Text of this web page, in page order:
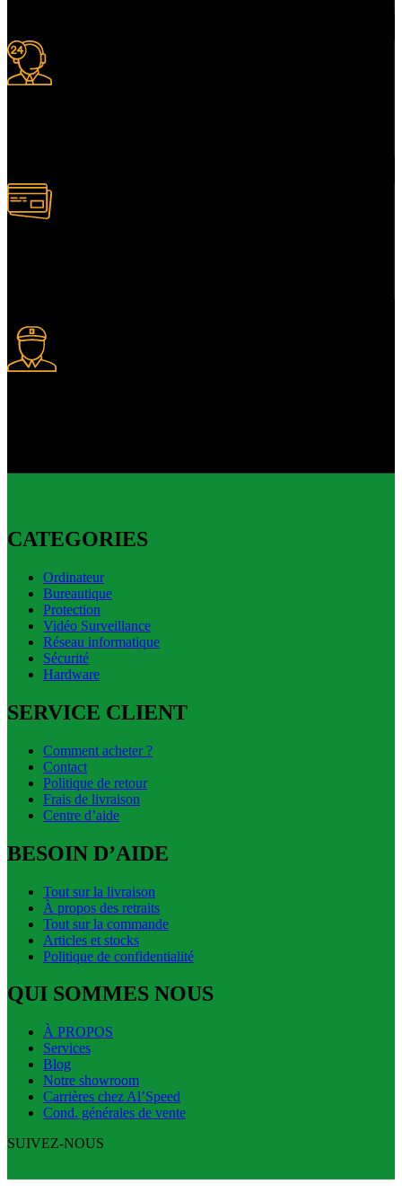
CATEGORIES
Ordinateur
Bureautique
Protection
Vidéo Surveillance
Réseau informatique
Sécurité
Hardware
SERVICE CLIENT
Comment acheter ?
Contact
Politique de retour
Frais de livraison
Centre d’aide
BESOIN D’AIDE
Tout sur la livraison
À propos des retraits
Tout sur la commande
Articles et stocks
Politique de confidentialité
QUI SOMMES NOUS
À PROPOS
Services
Blog
Notre showroom
Carrières chez Al’Speed
Cond. générales de vente
SUIVEZ-NOUS